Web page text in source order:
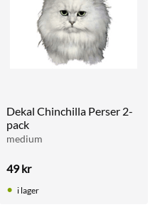
Dekal Chinchilla Perser 2-
pack
medium
49kr
i lager